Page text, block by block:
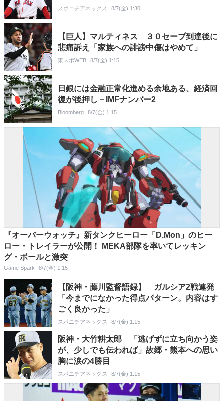
スポニチアネックス 8/7(金) 1:30
【巨人】マルティネス ３０セーブ到達後に
悲痛訴え「家族への誹謗中傷はやめて」
東スポWEB 8/7(金) 1:15
日銀には金融正常化進める余地ある、経済回
復が後押し－IMFナンバー2
Bloomberg 8/7(金) 1:15
『オーバーウォッチ』新タンクヒーロー「D.Mon」のヒー
ロー・トレイラーが公開！ MEKA部隊を率いてレッキン
グ・ボールと激突
Game Spark 8/7(金) 1:15
【阪神・藤川監督語録】 ガルシア2戦連発
「今までになかった得点パターン。内容はす
ごく良かった」
スポニチアネックス 8/7(金) 1:15
阪神・大竹耕太郎 「逃げずに立ち向かう姿
が、少しでも伝われば」故郷・熊本への思い
胸に涙の4勝目
スポニチアネックス 8/7(金) 1:15